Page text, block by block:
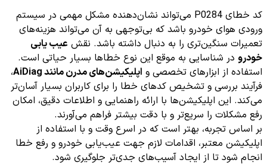
کد خطای P0284 می‌تواند نشان‌دهنده مشکل مهمی در سیستم
ورودی هوای خودرو باشد که بی‌توجهی به آن می‌تواند هزینه‌های
تعمیرات سنگین‌تری را به دنبال داشته باشد. نقش عیب یابی
خودرو در شناسایی به موقع این نوع خطاها بسیار حیاتی است.
استفاده از ابزارهای تخصصی و اپلیکیشن‌های مدرن مانند AiDiag
،
فرآیند بررسی و تشخیص کدهای خطا را برای کاربران بسیار آسان‌تر
می‌کند. این اپلیکیشن‌ها با ارائه راهنمایی و اطلاعات دقیق، امکان
رفع مشکلات را سریع‌تر و با دقت بیشتر فراهم می‌آورند.
بر اساس تجربه، بهتر است که در اسرع وقت و با استفاده از
اپلیکیشن معتبر، اقدامات لازم جهت عیب‌یابی خودرو و رفع خطا
انجام شود تا از ایجاد آسیب‌های جدی‌تر جلوگیری شود.